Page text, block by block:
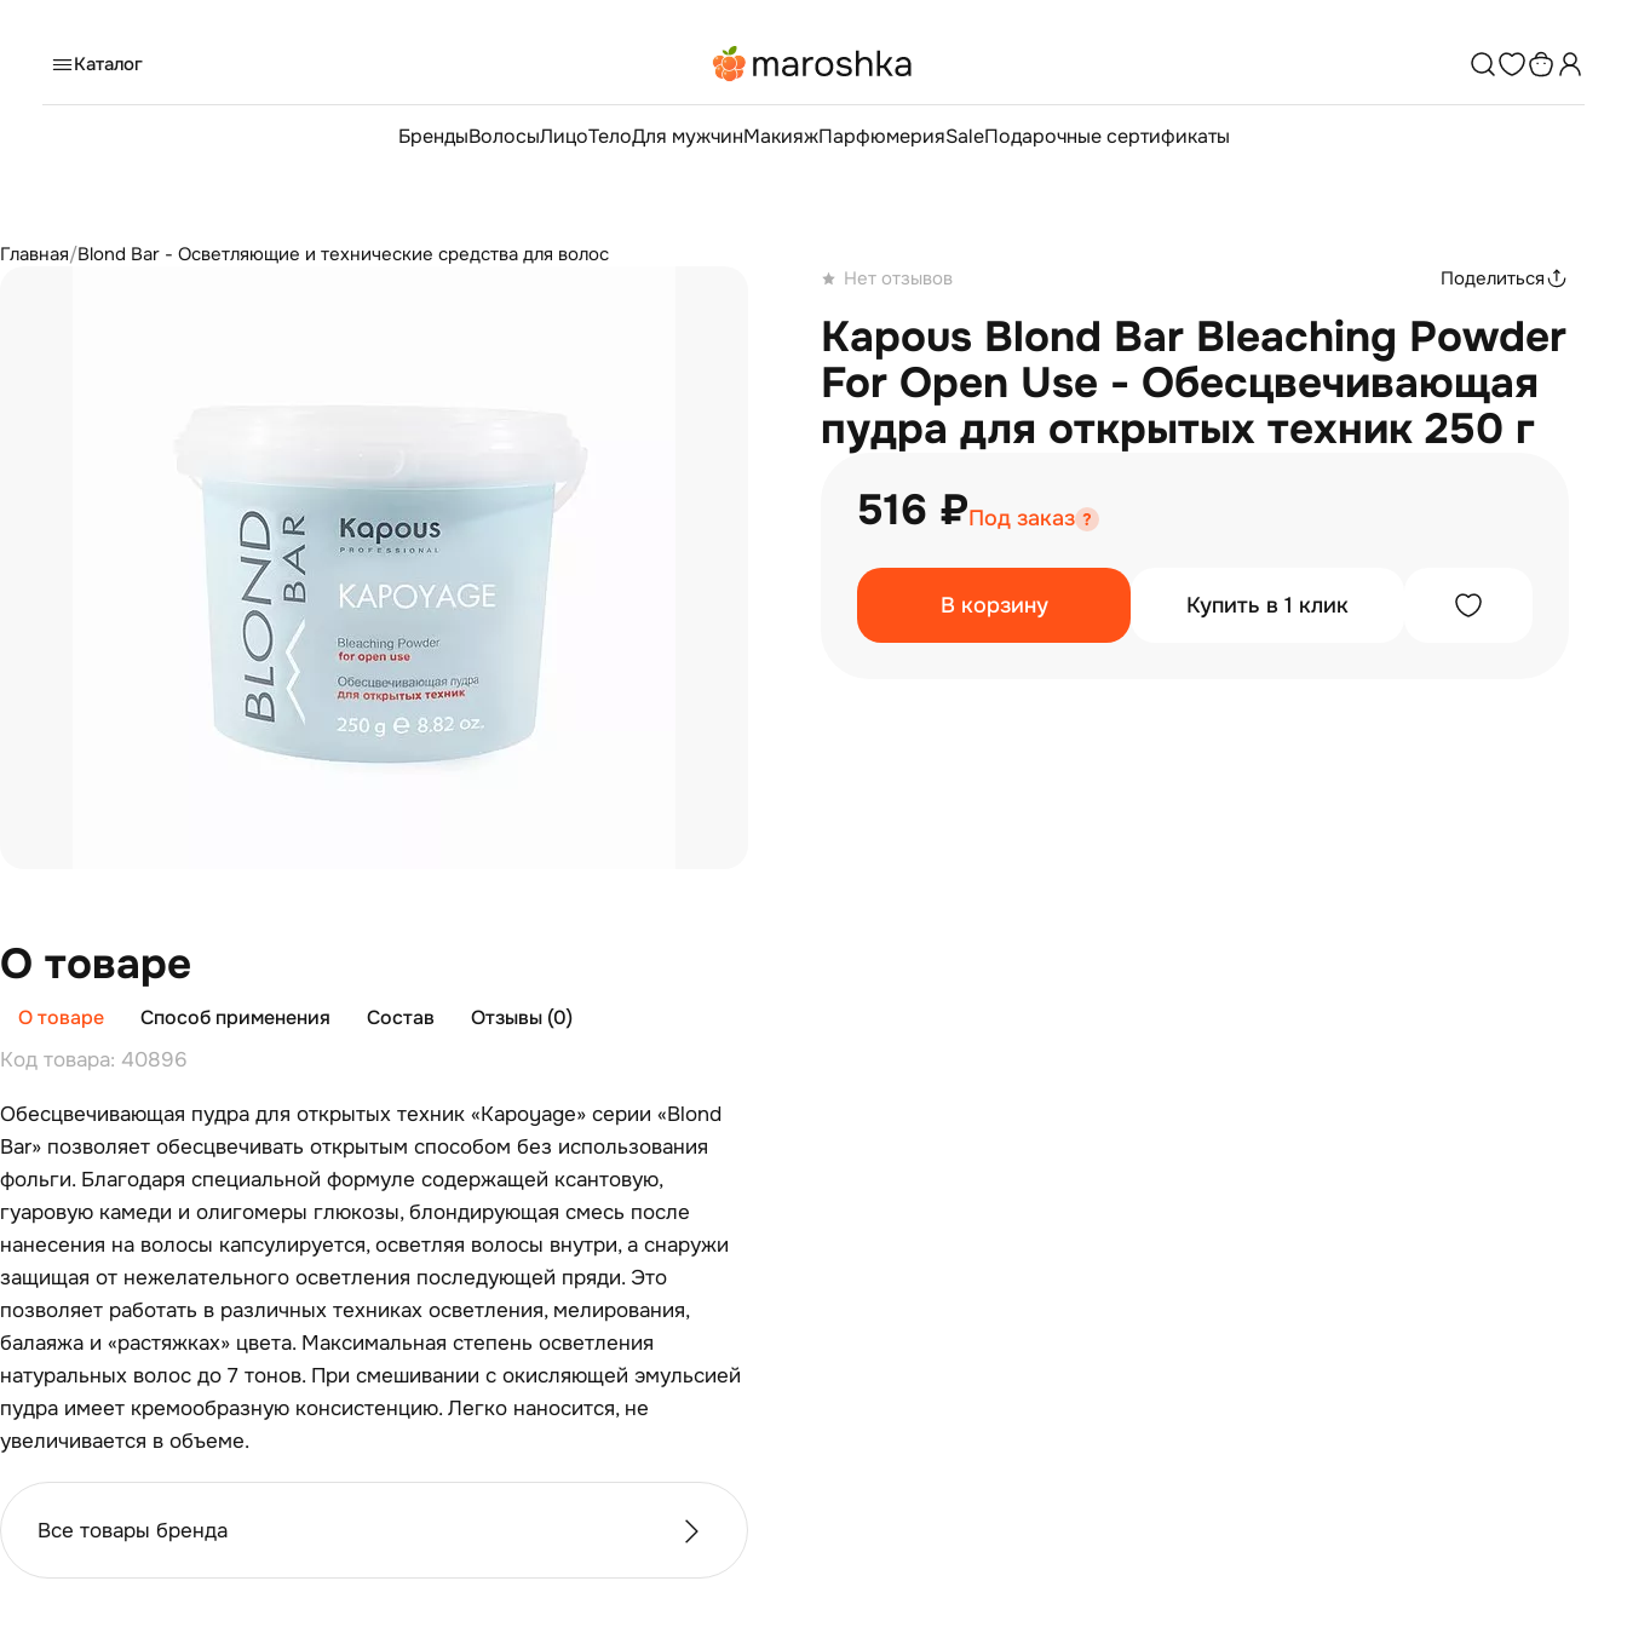
Каталог
БрендыВолосыЛицоТелоДля мужчинМакияжПарфюмерияSaleПодарочные сертификаты
Главная/Blond Bar - Осветляющие и технические средства для волос
Нет отзывов
Поделиться
Kapous Blond Bar Bleaching Powder
For Open Use - Обесцвечивающая
пудра для открытых техник 250 г
516 ₽Под заказ
В корзину Купить в 1 клик
О товаре
О товаре Способ применения Состав
Отзывы (0)
Код товара: 40896
Обесцвечивающая пудра для открытых техник «Kapoyage» серии «Blond
Bar» позволяет обесцвечивать открытым способом без использования
фольги. Благодаря специальной формуле содержащей ксантовую,
гуаровую камеди и олигомеры глюкозы, блондирующая смесь после
нанесения на волосы капсулируется, осветляя волосы внутри, а снаружи
защищая от нежелательного осветления последующей пряди. Это
позволяет работать в различных техниках осветления, мелирования,
балаяжа и «растяжках» цвета. Максимальная степень осветления
натуральных волос до 7 тонов. При смешивании с окисляющей эмульсией
пудра имеет кремообразную консистенцию. Легко наносится, не
увеличивается в объеме.
Все товары бренда